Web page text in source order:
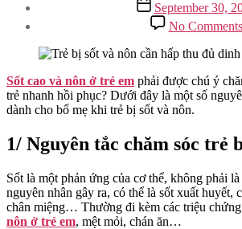
date
September 30,
No Comments
Sốt cao và nôn ở trẻ em phải được chú ý
trẻ nhanh hồi phục? Dưới đây là một số
dành cho bố mẹ khi trẻ bị sốt và nôn.
1/ Nguyên tắc chăm sóc trẻ
Sốt là một phản ứng của cơ thể, không phải
nguyên nhân gây ra, có thể là sốt xuất huyết,
chân miệng… Thường đi kèm các triệu
nôn ở trẻ em, mệt mỏi, chán ăn…